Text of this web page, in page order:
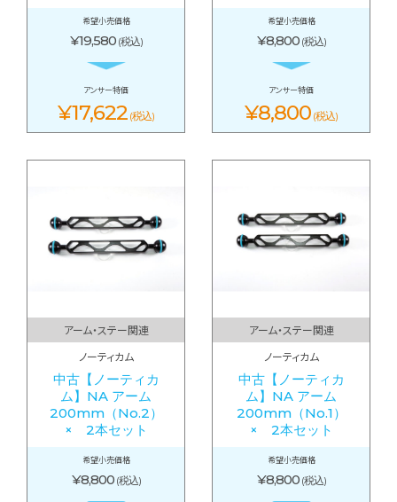
希望小売価格
¥19,580 (税込)
アンサー特価
¥17,622 (税込)
希望小売価格
¥8,800 (税込)
アンサー特価
¥8,800 (税込)
アーム・ステー関連
ノーティカム
中古【ノーティカ
ム】NA アーム
200mm（No.2）
× 2本セット
希望小売価格
¥8,800 (税込)
アーム・ステー関連
ノーティカム
中古【ノーティカ
ム】NA アーム
200mm（No.1）
× 2本セット
希望小売価格
¥8,800 (税込)